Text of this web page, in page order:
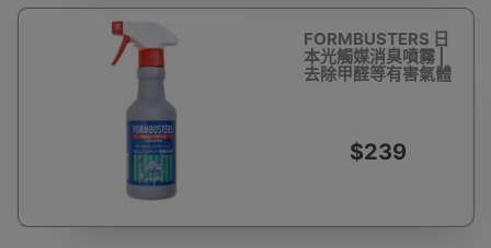
FORMBUSTERS 日
本光觸媒消臭噴霧 |
去除甲醛等有害氣體
$239